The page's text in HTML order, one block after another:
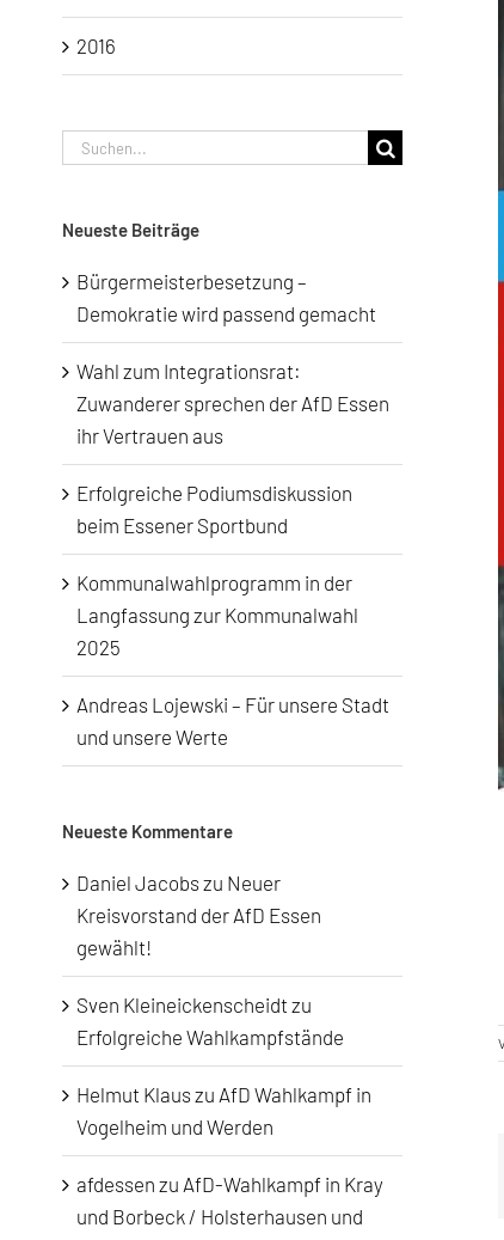
2016
Suche
Neueste Beiträge
Bürgermeisterbesetzung –
Demokratie wird passend gemacht
Wahl zum Integrationsrat:
Zuwanderer sprechen der AfD Essen
ihr Vertrauen aus
Erfolgreiche Podiumsdiskussion
beim Essener Sportbund
Kommunalwahlprogramm in der
Langfassung zur Kommunalwahl
2025
Andreas Lojewski – Für unsere Stadt
und unsere Werte
Neueste Kommentare
Daniel Jacobszu Neuer
Kreisvorstand der AfD Essen
gewählt!
Sven Kleineickenscheidt zu
Erfolgreiche Wahlkampfstände
Helmut Klauszu AfD Wahlkampf in
Vogelheim und Werden
afdessen zu AfD-Wahlkampf in Kray
und Borbeck / Holsterhausen und